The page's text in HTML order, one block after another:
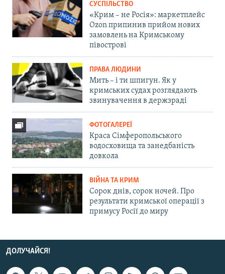
СУСПІЛЬСТВО
«Крим – не Росія»: маркетплейс
Ozon припинив прийом нових
замовлень на Кримському
півострові
ПРАВА ЛЮДИНИ
Мить – і ти шпигун. Як у
кримських судах розглядають
звинувачення в держзраді
ФОТОГАЛЕРЕЇ
Краса Сімферопольського
водосховища та занедбаність
довкола
ВІЙНА ТА КРИМ
Сорок днів, сорок ночей. Про
результати кримської операції з
примусу Росії до миру
ДОЛУЧАЙСЯ!